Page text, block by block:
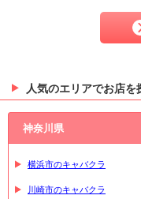
人気のエリアでお店を
神奈川県
横浜市のキャバクラ
川崎市のキャバクラ